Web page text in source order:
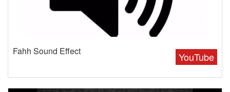
YouTube
Fahh Sound Effect